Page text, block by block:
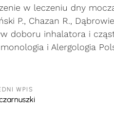
w leczeniu dny
P., Chazan R.,
doboru inhalatora i
i Alergologia
WPIS